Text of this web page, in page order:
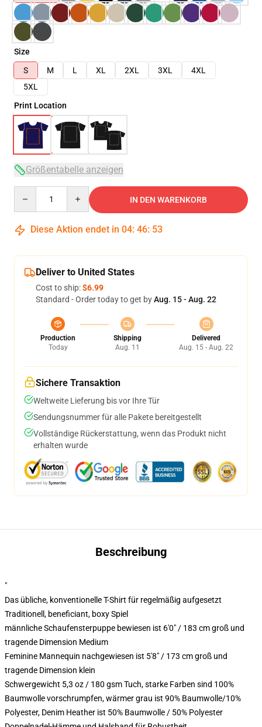
Size
S
M L XL 2XL 3XL
4XL
5XL
Print Location
Größentabelle anzeigen
IN DEN WARENKORB
Diese Aktion endet in 04: 46: 53
Deliver to United States
Cost to ship:$6.99
Standard - Order today to get byAug. 15 - Aug. 22
Production
Today
Shipping
Aug. 11
Delivered
Aug. 15 - Aug. 22
Sichere Transaktion
Weltweite Lieferung bis vor Ihre Tür
Sendungsnummer für alle Pakete bereitgestellt
Vollständige Rückerstattung, wenn das Produkt nicht
erhalten wurde
Beschreibung
"
Das übliche, konventionelle T-Shirt für regelmäßig aufgesetzt
Traditionell, beneficiant, boxy Spiel
männliche Schaufensterpuppe bewiesen ist 6'0" / 183 cm groß und
tragende Dimension Medium
Feminine Mannequin nachgewiesen ist 5'8" / 173 cm groß und
tragende Dimension klein
Schwergewicht 5,3 oz / 180 gsm Tuch, starke Farben sind 100%
Baumwolle vorschrumpfen, wärmer grau ist 90% Baumwolle/10%
Polyester, Denim Heather ist 50% Baumwolle / 50% Polyester